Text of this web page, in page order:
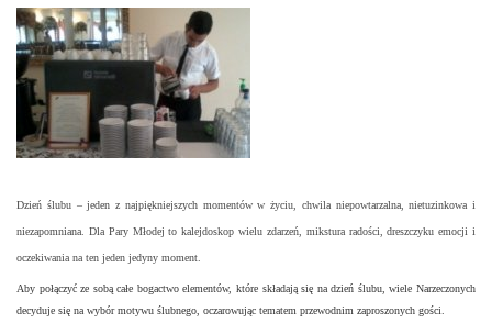
Dzień ślubu – jeden z najpiękniejszych momentów w życiu, chwila niepowtarzalna, nietuzinkowa i
niezapomniana. Dla Pary Młodej to kalejdoskop wielu zdarzeń, mikstura radości, dreszczyku emocji i
oczekiwania na ten jeden jedyny moment.
Aby połączyć ze sobą całe bogactwo elementów, które składają się na dzień ślubu, wiele Narzeczonych
decyduje się na wybór motywu ślubnego, oczarowując tematem przewodnim zaproszonych gości.